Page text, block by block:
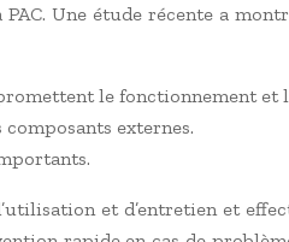
Une étude récente a
le fonctionnement et
externes.
et d’entretien et